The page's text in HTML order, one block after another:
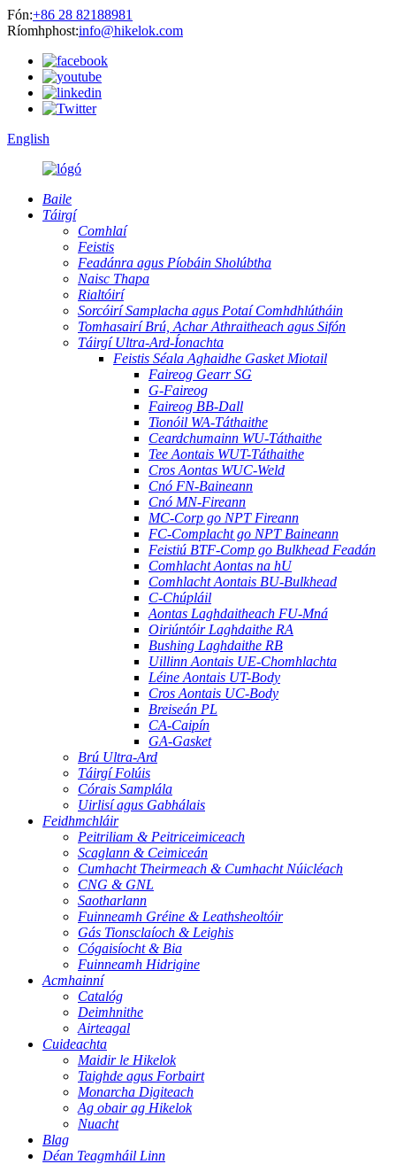
Fón:+86 28 82188981
Ríomhphost:info@hikelok.com
English
Baile
Táirgí
Comhlaí
Feistis
Feadánra agus Píobáin Sholúbtha
Naisc Thapa
Rialtóirí
Sorcóirí Samplacha agus Potaí Comhdhlútháin
Tomhasairí Brú, Achar Athraitheach agus Sifón
Táirgí Ultra-Ard-Íonachta
Feistis Séala Aghaidhe Gasket Miotail
Faireog Gearr SG
G-Faireog
Faireog BB-Dall
Tionóil WA-Táthaithe
Ceardchumainn WU-Táthaithe
Tee Aontais WUT-Táthaithe
Cros Aontas WUC-Weld
Cnó FN-Baineann
Cnó MN-Fireann
MC-Corp go NPT Fireann
FC-Complacht go NPT Baineann
Feistiú BTF-Comp go Bulkhead Feadán
Comhlacht Aontas na hU
Comhlacht Aontais BU-Bulkhead
C-Chúpláil
Aontas Laghdaitheach FU-Mná
Oiriúntóir Laghdaithe RA
Bushing Laghdaithe RB
Uillinn Aontais UE-Chomhlachta
Léine Aontais UT-Body
Cros Aontais UC-Body
Breiseán PL
CA-Caipín
GA-Gasket
Brú Ultra-Ard
Táirgí Folúis
Córais Samplála
Uirlisí agus Gabhálais
Feidhmchláir
Peitriliam & Peitriceimiceach
Scaglann & Ceimiceán
Cumhacht Theirmeach & Cumhacht Núicléach
CNG & GNL
Saotharlann
Fuinneamh Gréine & Leathsheoltóir
Gás Tionsclaíoch & Leighis
Cógaisíocht & Bia
Fuinneamh Hidrigine
Acmhainní
Catalóg
Deimhnithe
Airteagal
Cuideachta
Maidir le Hikelok
Taighde agus Forbairt
Monarcha Digiteach
Ag obair ag Hikelok
Nuacht
Blag
Déan Teagmháil Linn